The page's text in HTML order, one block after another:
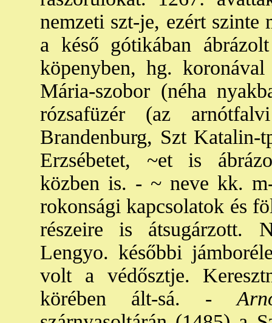
nemzeti szt-je, ezért szinte
a késő gótikában
köpenyben, hg.
Mária-szobor (néha
rózsafüzér (az
Brandenburg, Szt
Erzsébetet, ~et is
közben is. - ~ neve kk.
rokonsági kapcsolatok és
részeire is átsugárzott.
Lengyo. későbbi
volt a védősztje.
körében ált-sá. -